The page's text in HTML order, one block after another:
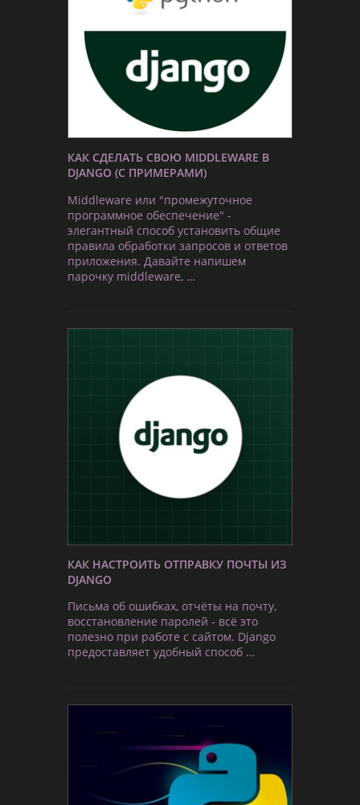
КАК СДЕЛАТЬ СВОЮ MIDDLEWARE В
DJANGO (С ПРИМЕРАМИ)
Middleware или "промежуточное
программное обеспечение" -
элегантный способ установить общие
правила обработки запросов и ответов
приложения. Давайте напишем
парочку middleware, …
КАК НАСТРОИТЬ ОТПРАВКУ ПОЧТЫ ИЗ
DJANGO
Письма об ошибках, отчёты на почту,
восстановление паролей - всё это
полезно при работе с сайтом. Django
предоставляет удобный способ …